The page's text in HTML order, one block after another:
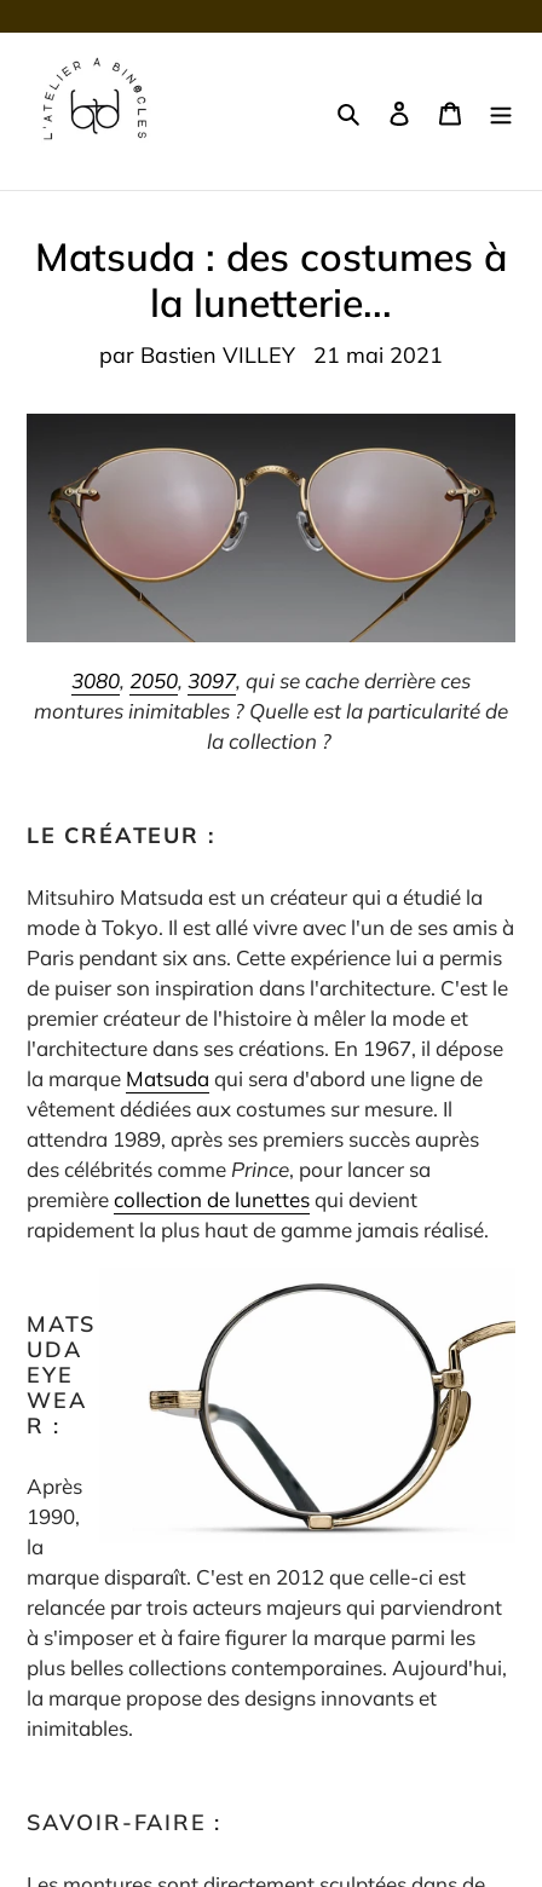
contenu
RechercherSe connecter
Panier
Matsuda : des costumes à
la lunetterie...
par Bastien VILLEY 21 mai 2021
3080, 2050, 3097, qui se cache derrière ces
montures inimitables ? Quelle est la particularité de
la collection ?
LE CRÉATEUR :
Mitsuhiro Matsuda est un créateur qui a étudié la
mode à Tokyo. Il est allé vivre avec l'un de ses amis à
Paris pendant six ans. Cette expérience lui a permis
de puiser son inspiration dans l'architecture. C'est le
premier créateur de l'histoire à mêler la mode et
l'architecture dans ses créations. En 1967, il dépose
la marque Matsuda qui sera d'abord une ligne de
vêtement dédiées aux costumes sur mesure. Il
attendra 1989, après ses premiers succès auprès
des célébrités comme Prince, pour lancer sa
premièrecollection de lunettesqui devient
rapidement la plus haut de gamme jamais réalisé.
MATS
UDA
EYE
WEA
R :
Après
1990,
la
marque disparaît. C'est en 2012 que celle-ci est
relancée par trois acteurs majeurs qui parviendront
à s'imposer et à faire figurer la marque parmi les
plus belles collections contemporaines. Aujourd'hui,
la marque propose des designs innovants et
inimitables.
SAVOIR-FAIRE :